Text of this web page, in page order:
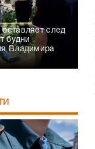
след
будни
Владимира